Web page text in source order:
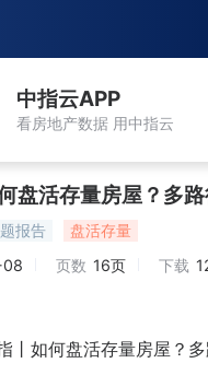
中指云APP
看房地产数据 用中指云
盘活存量房屋？多路
报告
盘活存量
页数 16页 下载
指丨如何盘活存量房屋？